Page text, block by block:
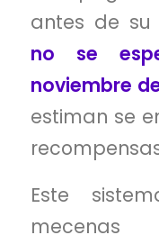
antes de su
no se
noviembre
estiman se
Este